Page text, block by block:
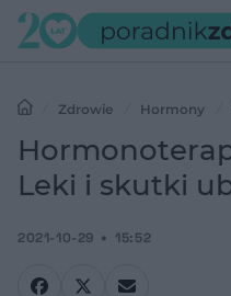
Zdrowie Hormony
skutki uboczne
Leki i skutki
2021-10-29 15:52